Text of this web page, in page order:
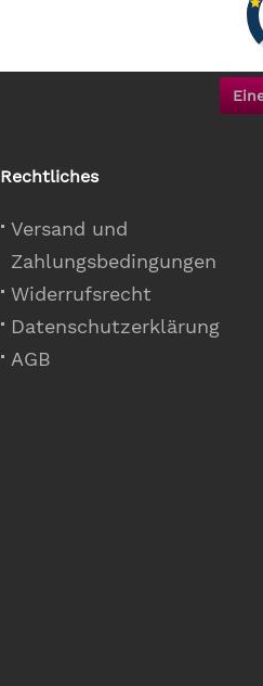
Rechtliches
Versand und
Zahlungsbedingungen
Widerrufsrecht
Datenschutzerklärung
AGB